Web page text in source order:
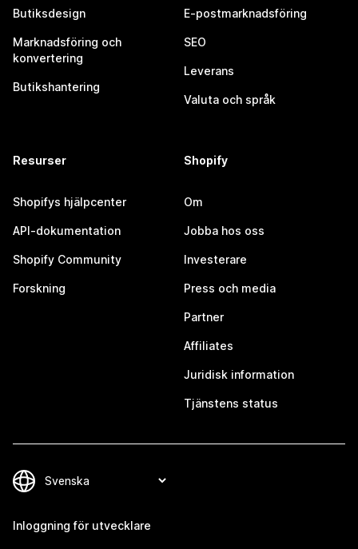
Butiksdesign
Marknadsföring och
konvertering
Butikshantering
E-postmarknadsföring
SEO
Leverans
Valuta och språk
Resurser
Shopifys hjälpcenter
API-dokumentation
Shopify Community
Forskning
Shopify
Om
Jobba hos oss
Investerare
Press och media
Partner
Affiliates
Juridisk information
Tjänstens status
Inloggning för utvecklare